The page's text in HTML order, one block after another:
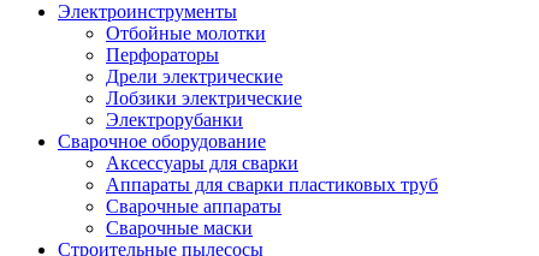
Электроинструменты
Отбойные молотки
Перфораторы
Дрели электрические
Лобзики электрические
Электрорубанки
Сварочное оборудование
Аксессуары для сварки
Аппараты для сварки пластиковых труб
Сварочные аппараты
Сварочные маски
Строительные пылесосы